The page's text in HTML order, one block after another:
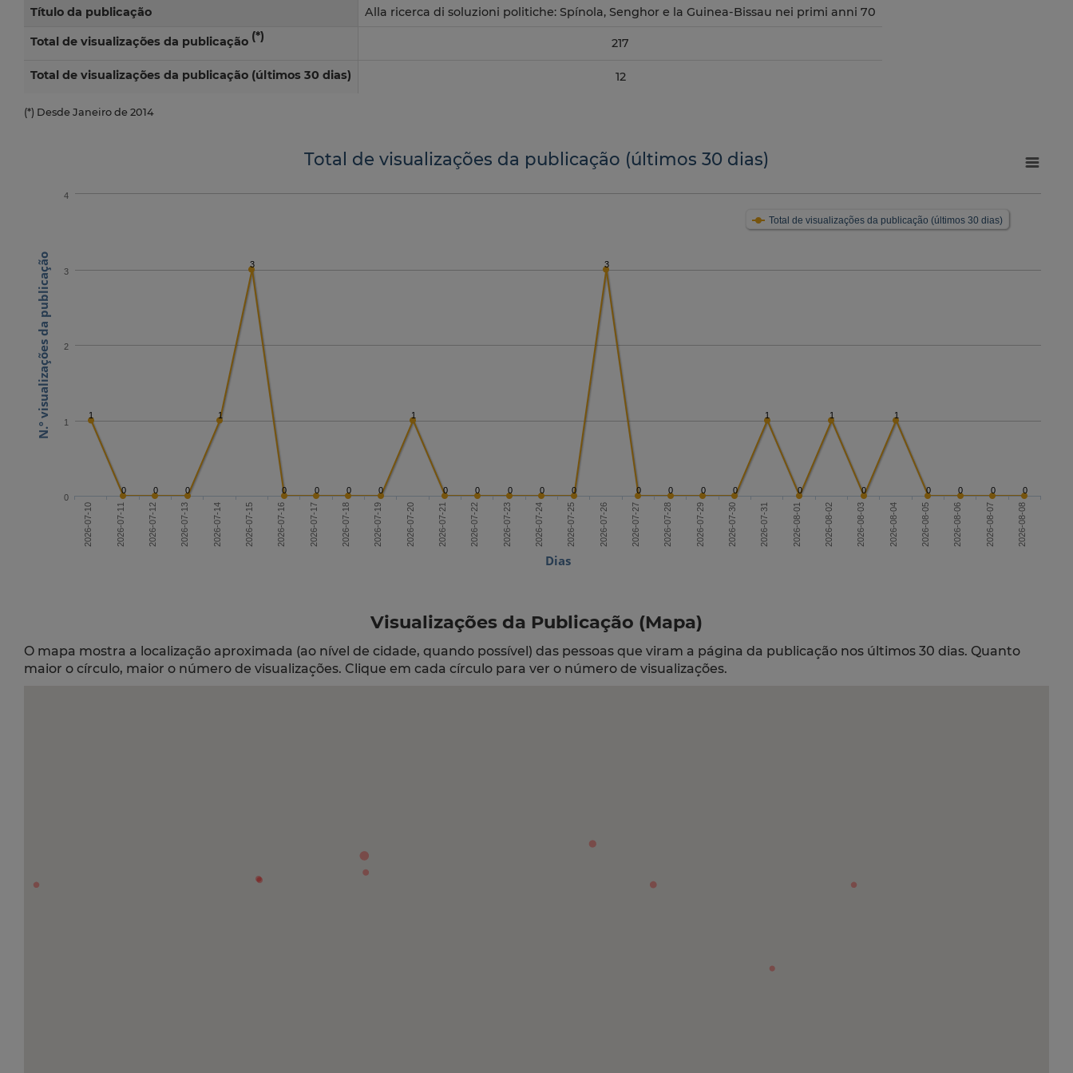
Título da publicação Alla ricerca di soluzioni politiche: Spínola, Senghor e la Guinea-Bissau nei primi anni 70
Total de visualizações da publicação (*)
217
Total de visualizações da publicação (últimos 30 dias) 12
(*) Desde Janeiro de 2014
Dias
N.º visualizações da publicação
Total de visualizações da publicação (últimos 30 dias)
1
0 0 0
1
3
0 0 0 0
1
0 0 0 0 0
3
0 0 0 0
1
0
1
0
1
0 0 0 0
Total de visualizações da publicação (últimos 30 dias)
2026-07-10 2026-07-11 2026-07-12 2026-07-13 2026-07-14 2026-07-15 2026-07-16 2026-07-17 2026-07-18 2026-07-19 2026-07-20 2026-07-21 2026-07-22 2026-07-23 2026-07-24 2026-07-25 2026-07-26 2026-07-27 2026-07-28 2026-07-29 2026-07-30 2026-07-31 2026-08-01 2026-08-02 2026-08-03 2026-08-04 2026-08-05 2026-08-06 2026-08-07 2026-08-08
0
1
2
3
4
Visualizações da Publicação (Mapa)
O mapa mostra a localização aproximada (ao nível de cidade, quando possível) das pessoas que viram a página da publicação nos últimos 30 dias. Quanto
maior o círculo, maior o número de visualizações. Clique em cada círculo para ver o número de visualizações.